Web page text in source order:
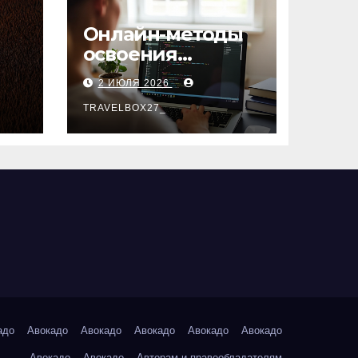
Онлайн-методы
освоения
актуальных
профессий
2 ИЮЛЯ 2026
TRAVELBOX27_
Авокадо Авокадо Авокадо Авокадо Авокадо